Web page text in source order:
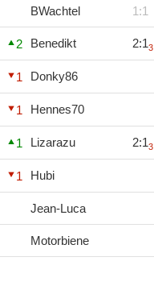
BWachtel 1:1
2 Benedikt 2:13
1 Donky86
1 Hennes70
1 Lizarazu 2:13
1 Hubi
Jean-Luca
Motorbiene